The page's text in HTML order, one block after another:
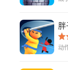
胖
动